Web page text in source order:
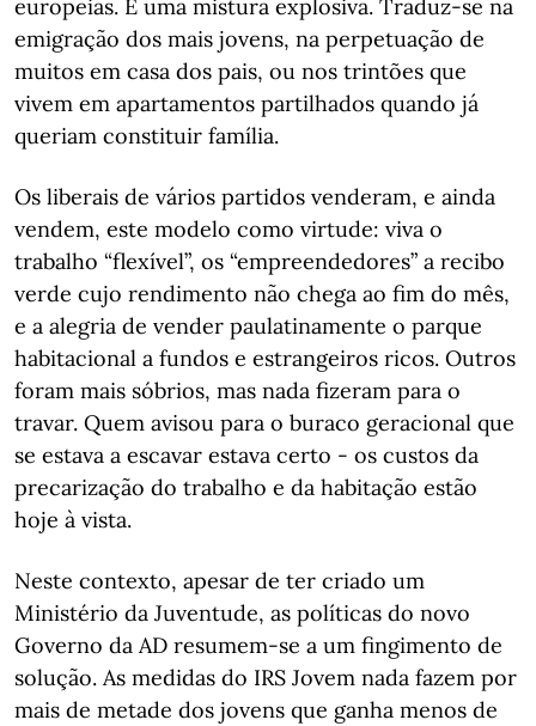
europeias. É uma mistura explosiva. Traduz-se na
emigração dos mais jovens, na perpetuação de
muitos em casa dos pais, ou nos trintões que
vivem em apartamentos partilhados quando já
queriam constituir família.
Os liberais de vários partidos venderam, e ainda
vendem, este modelo como virtude: viva o
trabalho “flexível”, os “empreendedores” a recibo
verde cujo rendimento não chega ao fim do mês,
e a alegria de vender paulatinamente o parque
habitacional a fundos e estrangeiros ricos. Outros
foram mais sóbrios, mas nada fizeram para o
travar. Quem avisou para o buraco geracional que
se estava a escavar estava certo - os custos da
precarização do trabalho e da habitação estão
hoje à vista.
Neste contexto, apesar de ter criado um
Ministério da Juventude, as políticas do novo
Governo da AD resumem-se a um fingimento de
solução. As medidas do IRS Jovem nada fazem por
mais de metade dos jovens que ganha menos de